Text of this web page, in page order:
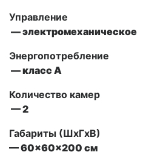
Управление
—электромеханическое
Энергопотребление
— класс А
Количество камер
— 2
Габариты (ШxГxВ)
—60x60x200 см